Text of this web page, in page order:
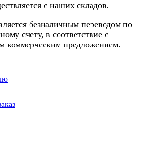
с наших складов.
безналичным переводом по
счету, в соответствие с
коммерческим предложением.